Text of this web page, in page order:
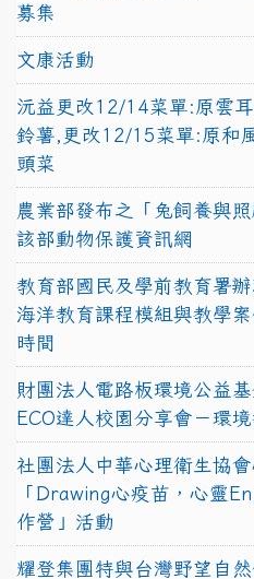
募集
文康活動
沅益更改12/14菜單:原雲
鈴薯,更改12/15菜單:原和
頭菜
農業部發布之「兔飼養與
該部動物保護資訊網
教育部國民及學前教育署
海洋教育課程模組與教學
時間
財團法人電路板環境公益
ECO達人校園分享會－環境
社團法人中華心理衛生協
「Drawing心疫苗，心靈
作營」活動
耀登集團特與台灣野望自